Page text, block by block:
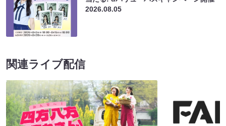
2026.08.05
関連ライブ配信